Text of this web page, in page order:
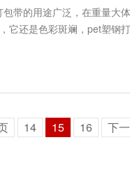
包带的用途广泛，在重量大
它还是色彩斑斓，pet塑钢
14 15 16 下